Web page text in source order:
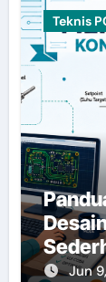
Teknis
Jun